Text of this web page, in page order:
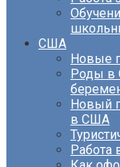
США
Новые
Роды в
Новый
в США
Работа